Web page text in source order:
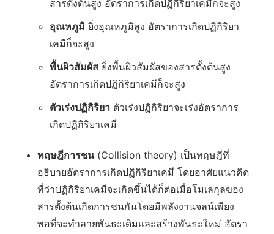
สารตั้งต้นสูง อัตราการเกิดปฏิกิริยาเคมีก็จะสูง
อุณหภูมิ ยิ่งอุณหภูมิสูง อัตราการเกิดปฏิกิริยา
เคมีก็จะสูง
พื้นผิวสัมผัส ยิ่งพื้นผิวสัมผัสของสารตั้งต้นสูง
อัตราการเกิดปฏิกิริยาเคมีก็จะสูง
ตัวเร่งปฏิกิริยา ตัวเร่งปฏิกิริยาจะเร่งอัตราการ
เกิดปฏิกิริยาเคมี
ทฤษฎีการชน(Collision theory) เป็นทฤษฎีที่
อธิบายอัตราการเกิดปฏิกิริยาเคมี โดยอาศัยแนวคิด
ที่ว่าปฏิกิริยาเคมีจะเกิดขึ้นได้ก็ต่อเมื่อโมเลกุลของ
สารตั้งต้นเกิดการชนกันโดยมีพลังงานจลน์เพียง
พอที่จะทำลายพันธะเดิมและสร้างพันธะใหม่ อัตรา